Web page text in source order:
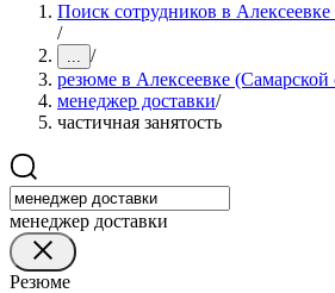
Поиск сотрудников в
/
... /
резюме в Алексеевке (Самарской
менеджер доставки/
частичная занятость
менеджер доставки
Резюме